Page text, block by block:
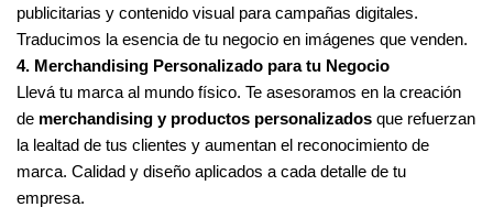
publicitarias y contenido visual para campañas digitales.
Traducimos la esencia de tu negocio en imágenes que venden.
4. Merchandising Personalizado para tu Negocio
Llevá tu marca al mundo físico. Te asesoramos en la creación
de merchandising y productos personalizados que refuerzan
la lealtad de tus clientes y aumentan el reconocimiento de
marca. Calidad y diseño aplicados a cada detalle de tu
empresa.